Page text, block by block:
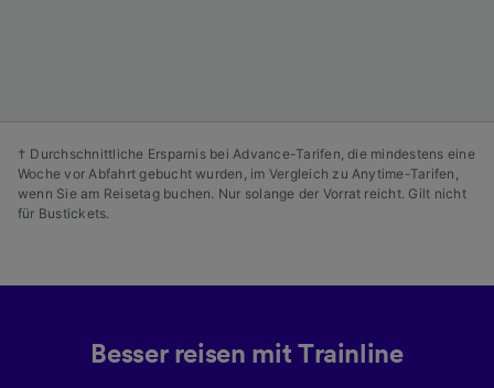
† Durchschnittliche Ersparnis bei Advance-Tarifen, die mindestens eine
Woche vor Abfahrt gebucht wurden, im Vergleich zu Anytime-Tarifen,
wenn Sie am Reisetag buchen. Nur solange der Vorrat reicht. Gilt nicht
für Bustickets.
Besser reisen mit Trainline